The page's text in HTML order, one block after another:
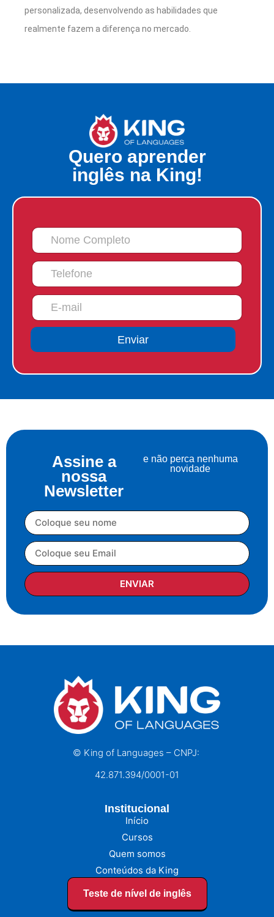
personalizada, desenvolvendo as habilidades que
realmente fazem a diferença no mercado.
Quero aprender
inglês na King!
Enviar
Assine a
nossa
Newsletter
e não perca nenhuma
novidade
ENVIAR
© King of Languages – CNPJ:
42.871.394/0001-01
Institucional
Início
Cursos
Quem somos
Conteúdos da King
Teste de nível de inglês